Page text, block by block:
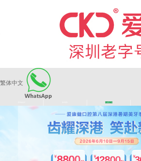
繁体中文
长者医疗券